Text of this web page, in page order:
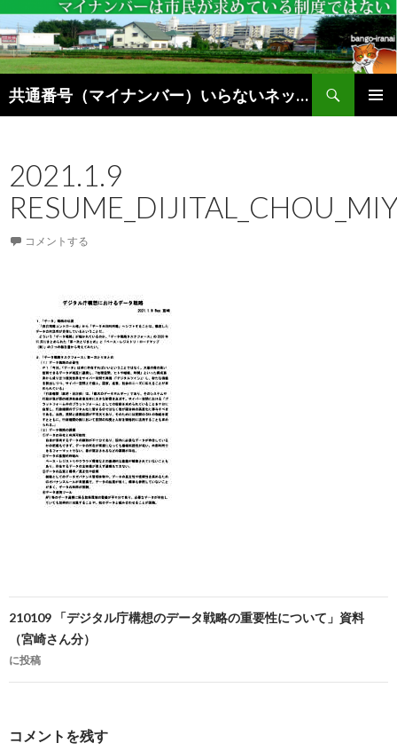
共通番号（マイナンバー）いらないネットブログ
検
索
ン
ツ
へ
ス
キ
2021.1.9
コメントする
投
稿
ナ
ゲ
210109 「デジタル庁構想のデータ戦略の重要性について」資料
（宮崎さん分）
に投稿
コメントを残す